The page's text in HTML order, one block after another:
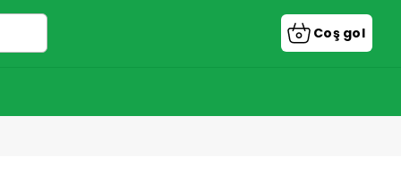
Coş
de
Coş gol